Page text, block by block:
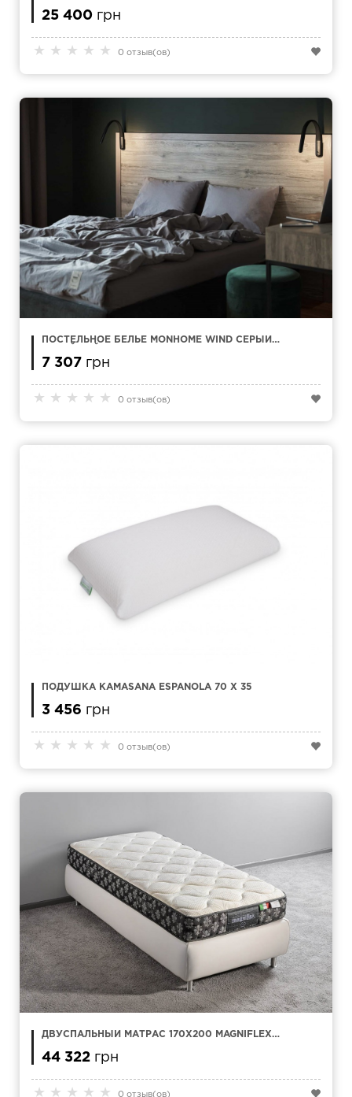
★ ★ ★ ★ ★ 0 отзыв(ов)
25 400 грн
★ ★ ★ ★ ★ 0 отзыв(ов)
ПОСТЕЛЬНОЕ БЕЛЬЕ MONHOME WIND СЕРЫЙ
7 307 грн
★ ★ ★ ★ ★ 0 отзыв(ов)
ПОДУШКА KAMASANA ESPANOLA 70 Х 35
3 456 грн
★ ★ ★ ★ ★ 0 отзыв(ов)
ДВУСПАЛЬНЫЙ МАТРАС 170Х200 MAGNIFLEX
44 322 грн